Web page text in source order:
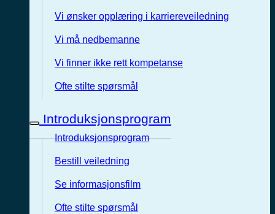
Vi ønsker opplæring i karriereveiledning
Vi må nedbemanne
Vi finner ikke rett kompetanse
Ofte stilte spørsmål
Introduksjonsprogram
Introduksjonsprogram
Bestill veiledning
Se informasjonsfilm
Ofte stilte spørsmål